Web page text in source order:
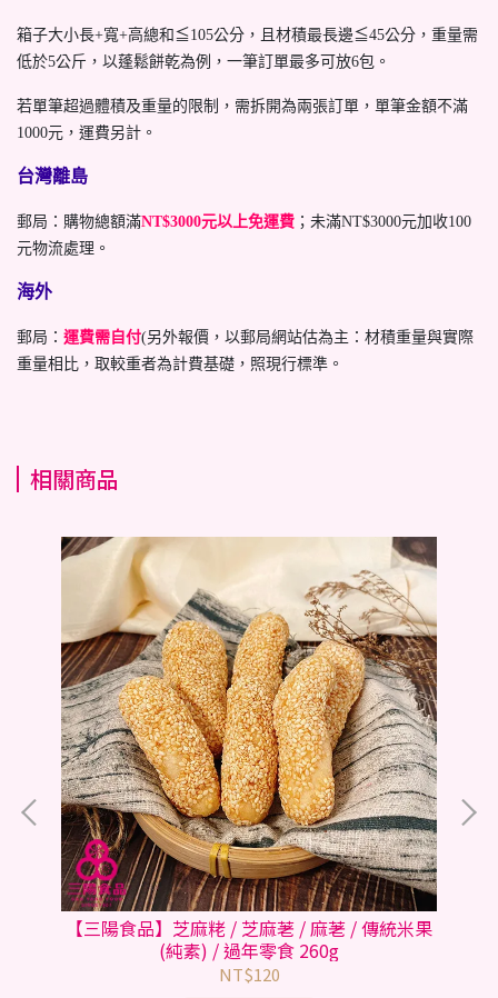
箱子大小長+寬+高總和≦105公分，且材積最長邊≦45公分，重量需
低於5公斤，以蓬鬆餅乾為例，一筆訂單最多可放6包。
若單筆超過體積及重量的限制，需拆開為兩張訂單，單筆金額不滿
1000元，運費另計。
台灣離島
郵局：購物總額滿NT$3000元以上免運費 ；未滿NT$3000元加收100
元物流處理。
海外
郵局： 運費需自付(另外報價，以郵局網站估為主：材積重量與實際
重量相比，取較重者為計費基礎，照現行標準。
相關商品
【三陽食品】芝麻粩 / 芝麻荖 / 麻荖 / 傳統米果
(純素) / 過年零食 260g
NT$120